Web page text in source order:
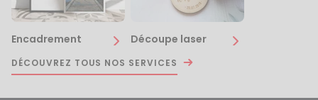
Encadrement Découpe laser
DÉCOUVREZ TOUS NOS SERVICES